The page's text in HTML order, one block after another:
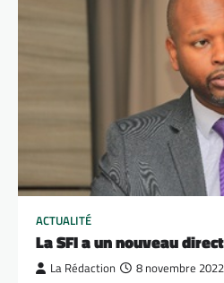
ACTUALITÉ
La SFI a un nouveau
La Rédaction 8 novembre 2022